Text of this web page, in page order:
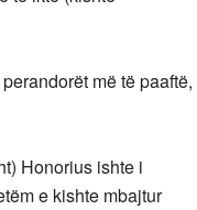
më të paaftë,
Honorius ishte i
e kishte mbajtur